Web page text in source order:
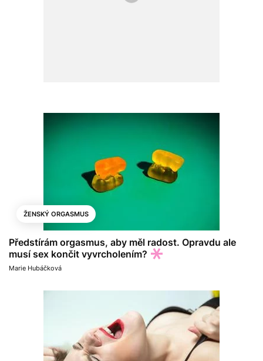
ŽENSKÝ ORGASMUS
Předstírám orgasmus, aby měl radost. Opravdu ale
musí sex končit vyvrcholením?
Marie Hubáčková